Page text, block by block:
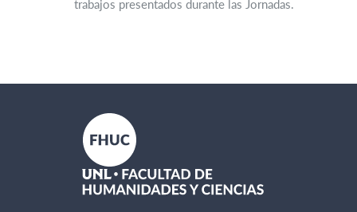
trabajos presentados durante las Jornadas.